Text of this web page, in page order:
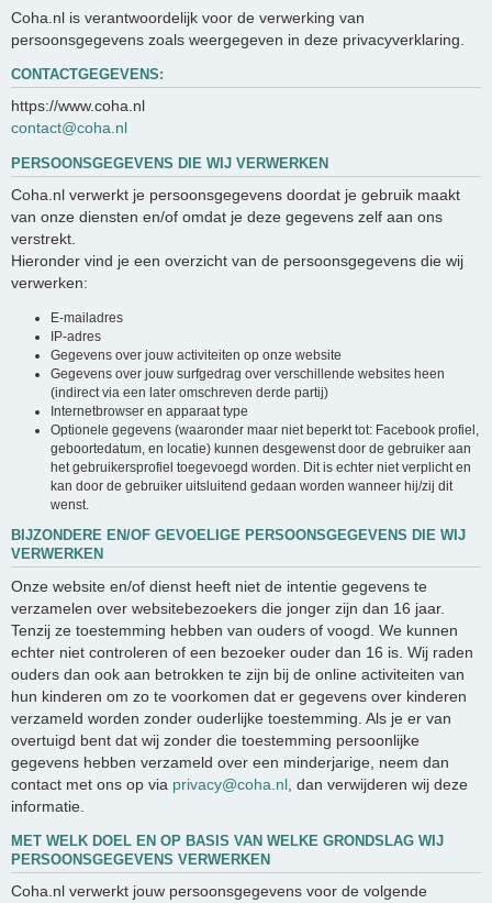
Coha.nl is verantwoordelijk voor de verwerking van
persoonsgegevens zoals weergegeven in deze privacyverklaring.
CONTACTGEGEVENS:
https://www.coha.nl
contact@coha.nl
PERSOONSGEGEVENS DIE WIJ VERWERKEN
Coha.nl verwerkt je persoonsgegevens doordat je gebruik maakt
van onze diensten en/of omdat je deze gegevens zelf aan ons
verstrekt.
Hieronder vind je een overzicht van de persoonsgegevens die wij
verwerken:
E-mailadres
IP-adres
Gegevens over jouw activiteiten op onze website
Gegevens over jouw surfgedrag over verschillende websites heen
(indirect via een later omschreven derde partij)
Internetbrowser en apparaat type
Optionele gegevens (waaronder maar niet beperkt tot: Facebook profiel,
geboortedatum, en locatie) kunnen desgewenst door de gebruiker aan
het gebruikersprofiel toegevoegd worden. Dit is echter niet verplicht en
kan door de gebruiker uitsluitend gedaan worden wanneer hij/zij dit
wenst.
BIJZONDERE EN/OF GEVOELIGE PERSOONSGEGEVENS DIE WIJ
VERWERKEN
Onze website en/of dienst heeft niet de intentie gegevens te
verzamelen over websitebezoekers die jonger zijn dan 16 jaar.
Tenzij ze toestemming hebben van ouders of voogd. We kunnen
echter niet controleren of een bezoeker ouder dan 16 is. Wij raden
ouders dan ook aan betrokken te zijn bij de online activiteiten van
hun kinderen om zo te voorkomen dat er gegevens over kinderen
verzameld worden zonder ouderlijke toestemming. Als je er van
overtuigd bent dat wij zonder die toestemming persoonlijke
gegevens hebben verzameld over een minderjarige, neem dan
contact met ons op via privacy@coha.nl , dan verwijderen wij deze
informatie.
MET WELK DOEL EN OP BASIS VAN WELKE GRONDSLAG WIJ
PERSOONSGEGEVENS VERWERKEN
Coha.nl verwerkt jouw persoonsgegevens voor de volgende